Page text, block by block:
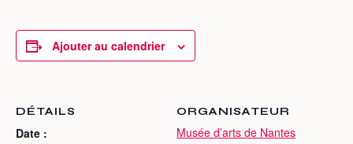
Ajouter au calendrier
DÉTAILS
Date :
ORGANISATEUR
Musée d’arts de Nantes